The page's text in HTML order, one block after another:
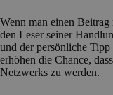
Wenn man einen Beitrag
den Leser seiner
und der persönliche
erhöhen die Chance,
Netzwerks zu werden.